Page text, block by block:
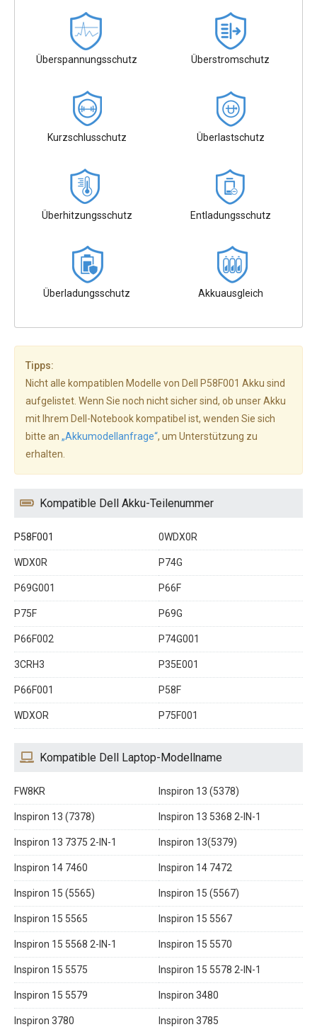
Überspannungsschutz Überstromschutz
Kurzschlusschutz Überlastschutz
Überhitzungsschutz Entladungsschutz
Überladungsschutz Akkuausgleich
Tipps:
Nicht alle kompatiblen Modelle von Dell P58F001 Akku sind
aufgelistet. Wenn Sie noch nicht sicher sind, ob unser Akku
mit Ihrem Dell-Notebook kompatibel ist, wenden Sie sich
bitte an „Akkumodellanfrage“, um Unterstützung zu
erhalten.
Kompatible Dell Akku-Teilenummer
P58F001 0WDX0R
WDX0R P74G
P69G001 P66F
P75F P69G
P66F002 P74G001
3CRH3 P35E001
P66F001 P58F
WDXOR P75F001
Kompatible Dell Laptop-Modellname
FW8KR Inspiron 13 (5378)
Inspiron 13 (7378) Inspiron 13 5368 2-IN-1
Inspiron 13 7375 2-IN-1 Inspiron 13(5379)
Inspiron 14 7460 Inspiron 14 7472
Inspiron 15 (5565) Inspiron 15 (5567)
Inspiron 15 5565 Inspiron 15 5567
Inspiron 15 5568 2-IN-1 Inspiron 15 5570
Inspiron 15 5575 Inspiron 15 5578 2-IN-1
Inspiron 15 5579 Inspiron 3480
Inspiron 3780 Inspiron 3785